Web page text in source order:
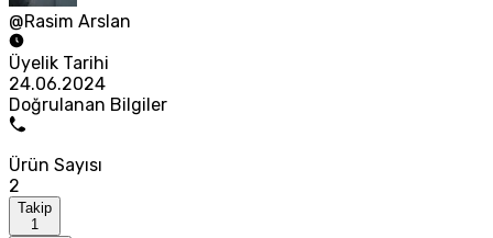
@Rasim Arslan
Üyelik Tarihi
24.06.2024
Doğrulanan Bilgiler
Ürün Sayısı
2
Takip
1